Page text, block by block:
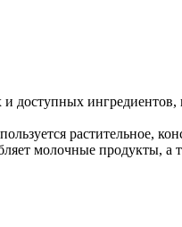
ингредиентов,
растительное,
молочные продукты, а